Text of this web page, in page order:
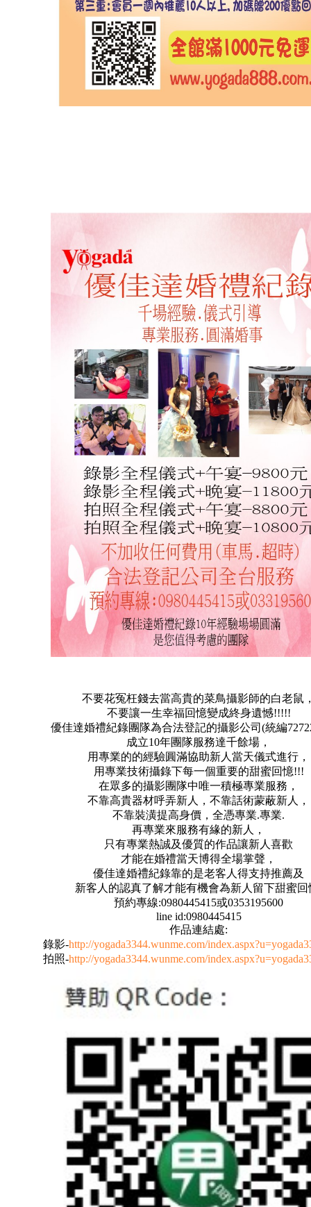
不要花冤枉錢去當高貴的菜鳥攝影師的白老鼠
不要讓一生幸福回憶變成終身遺憾!!!!!
優佳達婚禮紀錄團隊為合法登記的攝影公司(統編
成立10年團隊服務達千餘場，
用專業的的經驗圓滿協助新人當天儀式進行，
用專業技術攝錄下每一個重要的甜蜜回憶!!!
在眾多的攝影團隊中唯一積極專業服務，
不靠高貴器材呼弄新人，不靠話術蒙蔽新人，
不靠裝潢提高身價，全憑專業.專業.
再專業來服務有緣的新人，
只有專業熱誠及優質的作品讓新人喜歡
才能在婚禮當天博得全場掌聲，
優佳達婚禮紀錄靠的是老客人得支持推薦及
新客人的認真了解才能有機會為新人留下甜蜜回
預約專線:0980445415或0353195600
line id:0980445415
作品連結處:
錄影-http://yogada3344.wunme.com/
拍照-http://yogada3344.wunme.com/